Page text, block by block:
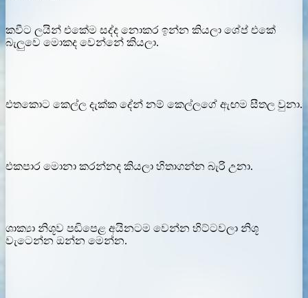
කවීට ලයින් එකේම සද්ද නොකර ඉන්න කියලා ශේප් එකේ
බැලුවෙ මොකද වෙන්නේ කියලා.
එතකොට කෙල්ල දැක්ක දේන් නම් කෙල්ලගේ ඇඟම සීතල වුනා.
එකපාර මොනා කරන්නද කියලා හිතාගන්න බැරි උනා.
ශාක්‍යා නිශූව පඬිපෙළ අයිනටම වෙන්න හිට්ටවලා නිශූ
වැටෙන්න ඔන්න මෙන්න.